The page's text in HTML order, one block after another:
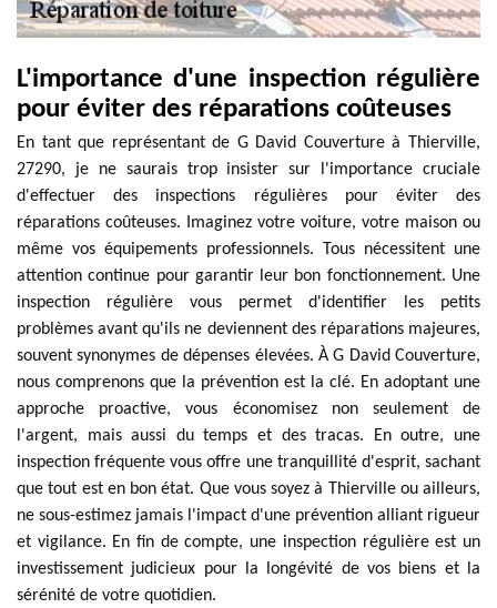
L'importance d'une inspection régulière
pour éviter des réparations coûteuses
En tant que représentant de G David Couverture à Thierville,
27290, je ne saurais trop insister sur l'importance cruciale
d'effectuer des inspections régulières pour éviter des
réparations coûteuses. Imaginez votre voiture, votre maison ou
même vos équipements professionnels. Tous nécessitent une
attention continue pour garantir leur bon fonctionnement. Une
inspection régulière vous permet d'identifier les petits
problèmes avant qu'ils ne deviennent des réparations majeures,
souvent synonymes de dépenses élevées. À G David Couverture,
nous comprenons que la prévention est la clé. En adoptant une
approche proactive, vous économisez non seulement de
l'argent, mais aussi du temps et des tracas. En outre, une
inspection fréquente vous offre une tranquillité d'esprit, sachant
que tout est en bon état. Que vous soyez à Thierville ou ailleurs,
ne sous-estimez jamais l'impact d'une prévention alliant rigueur
et vigilance. En fin de compte, une inspection régulière est un
investissement judicieux pour la longévité de vos biens et la
sérénité de votre quotidien.